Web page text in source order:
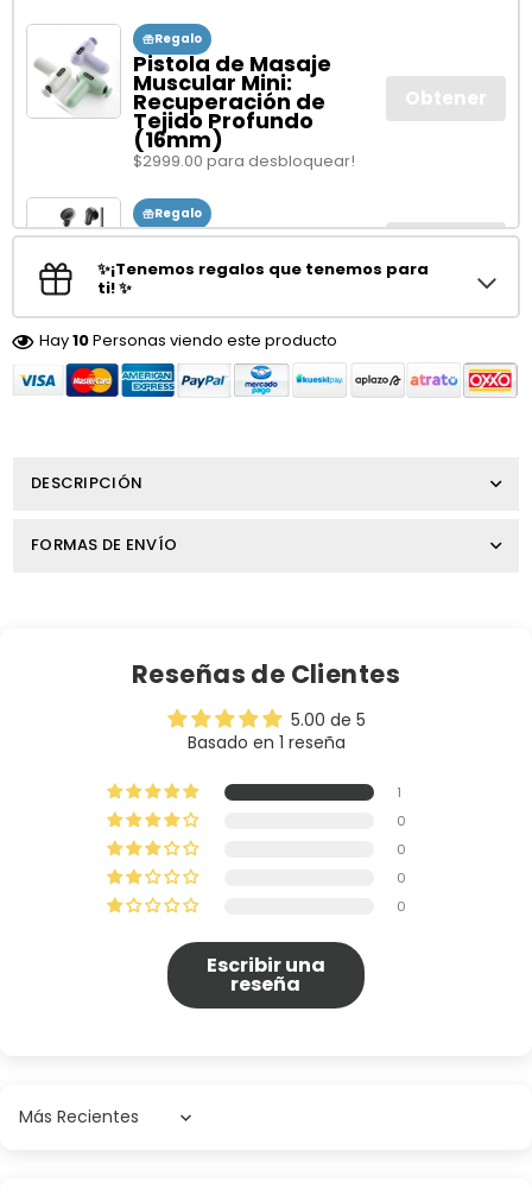
Regalo
Pistola de Masaje
Muscular Mini:
Recuperación de
Tejido Profundo
(16mm)
$2999.00 para desbloquear!
Obtener
Regalo
Audífonos HTC NE20
In-ear Inalámbricos
$3999.00 para desbloquear!
Obtener
✨¡Tenemos regalos que tenemos para
ti! ✨
Hay10Personas viendo este producto
DESCRIPCIÓN
FORMAS DE ENVÍO
Reseñas de Clientes
5.00 de 5
Basado en 1 reseña
1
0
0
0
0
Escribir una
reseña
Sort by